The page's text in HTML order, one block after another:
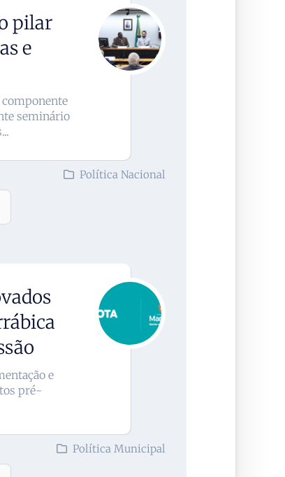
pilar
e
seminário
Política Nacional
e
pré-
Política Municipal